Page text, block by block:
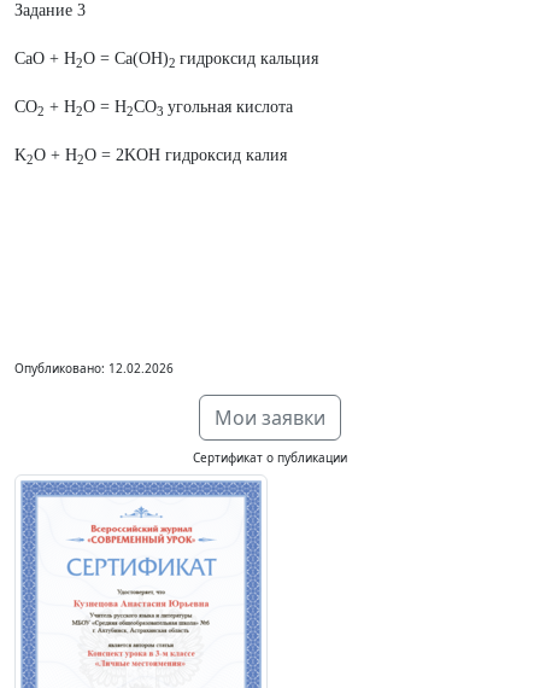
Задание 3
CaO + H2O = Ca(OH)2 гидроксид кальция
CO2 + H2O = H2CO3 угольная кислота
K2O + H2O = 2KOH гидроксид калия
Опубликовано: 12.02.2026
Мои заявки
Сертификат о публикации